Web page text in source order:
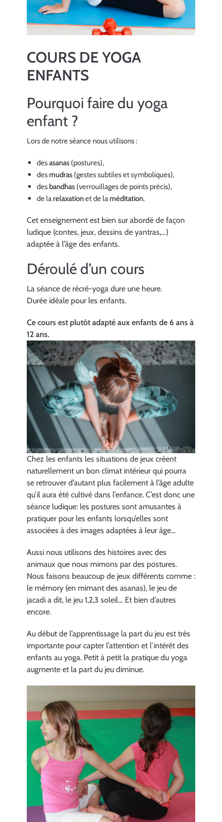
bonheur
et
yoga
montre
voie…
</br>Vishnu
Devanada.
COURS DE YOGA
ENFANTS
Pourquoi faire du yoga
enfant ?
Lors de notre séance nous utilisons :
desasanas (postures),
des mudras (gestes subtiles et symboliques),
des bandhas (verrouillages de points précis),
de la relaxationet de la méditation.
Cet enseignement est bien sur abordé de façon
ludique (contes, jeux, dessins de yantras,…)
adaptée à l’âge des enfants.
Déroulé d’un cours
La séance de récré-yoga dure une heure.
Durée idéale pour les enfants.
Ce cours est plutôt adapté aux enfants de 6 ans à
12 ans.
Chez les enfants les situations de jeux créent
naturellement un bon climat intérieur qui pourra
se retrouver d’autant plus facilement à l’âge adulte
qu’il aura été cultivé dans l’enfance. C’est donc une
séance ludique: les postures sont amusantes à
pratiquer pour les enfants lorsqu’elles sont
associées à des images adaptées à leur âge…
Aussi nous utilisons des histoires avec des
animaux que nous mimons par des postures.
Nous faisons beaucoup de jeux différents comme :
le mémory (en mimant des asanas), le jeu de
jacadi a dit, le jeu 1,2,3 soleil… Et bien d’autres
encore.
Au début de l’apprentissage la part du jeu est très
importante pour capter l’attention et l’intérêt des
enfants au yoga. Petit à petit la pratique du yoga
augmente et la part du jeu diminue.